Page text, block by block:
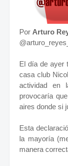
Por Arturo
@arturo_reyes_
El día de ayer
casa club
actividad en
provocaría
aires donde si
Esta
la mayoría
manera